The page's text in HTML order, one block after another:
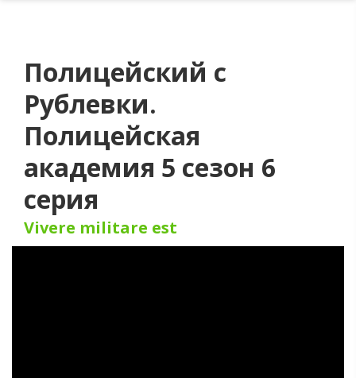
Полицейский с
Рублевки.
Полицейская
академия 5 сезон 6
серия
Vivere militare est